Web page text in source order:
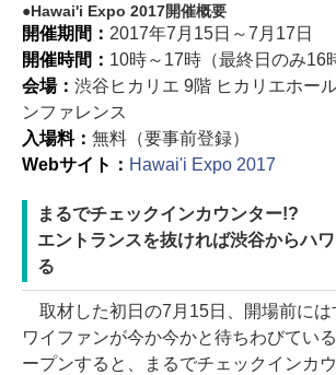
Hawai'i Expo 2017開催概要
開催期間： 2017年7月15日～7月17日
開催時間： 10時～17時（最終日のみ16
会場： 渋谷ヒカリエ 9階 ヒカリエホー
ンファレンス
入場料： 無料（要事前登録）
Webサイト： Hawai'i Expo 2017
まるでチェックインカウンター!?
エントランスを抜ければ渋谷からハ
る
取材した初日の7月15日、開場前には
ワイファンが今か今かと待ちわびてい
ープンすると、まるでチェックインカ